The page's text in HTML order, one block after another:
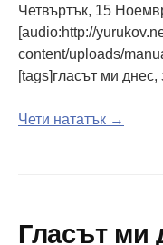
Четвъртък, 15
[audio:http://
content/uploads/
[tags]гласът ми днес,
Чети нататък →
Гласът ми